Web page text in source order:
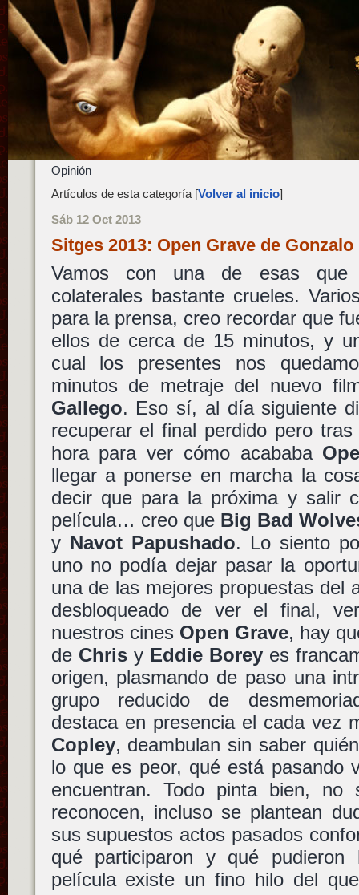
Opinión
Artículos de esta categoría [Volver al inicio]
Sáb 12 Oct 2013
Sitges 2013: Open Grave de
Vamos con una de esas que
colaterales bastante crueles.
para la prensa, creo recordar que
ellos de cerca de 15 minutos, y
cual los presentes nos
minutos de metraje del nuevo
Gallego. Eso sí, al día siguiente
recuperar el final perdido pero
hora para ver cómo acababa
llegar a ponerse en marcha la
decir que para la próxima y salir
película… creo que Big Bad
y Navot Papushado. Lo siento
uno no podía dejar pasar la
una de las mejores propuestas del
desbloqueado de ver el final,
nuestros cines Open Grave, hay
de Chrisy Eddie Boreyes
origen, plasmando de paso una
grupo reducido de
destaca en presencia el cada vez
Copley, deambulan sin saber
lo que es peor, qué está pasando
encuentran. Todo pinta bien, no
reconocen, incluso se plantean
sus supuestos actos pasados
qué participaron y qué
película existe un fino hilo del